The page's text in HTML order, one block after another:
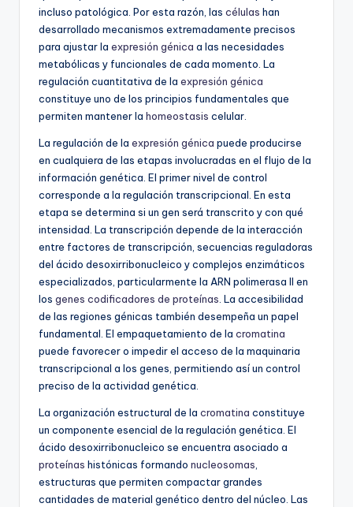
incluso patológica. Por esta razón, las células han
desarrollado mecanismos extremadamente precisos
para ajustar la expresión génica a las necesidades
metabólicas y funcionales de cada momento. La
regulación cuantitativa de la expresión génica
constituye uno de los principios fundamentales que
permiten mantener la homeostasis celular.
La regulación de la expresión génica puede producirse
en cualquiera de las etapas involucradas en el flujo de la
información genética. El primer nivel de control
corresponde a la regulación transcripcional. En esta
etapa se determina si un gen será transcrito y con qué
intensidad. La transcripción depende de la interacción
entre factores de transcripción, secuencias reguladoras
del ácido desoxirribonucleico y complejos enzimáticos
especializados, particularmente la ARN polimerasa II en
los genes codificadores de proteínas . La accesibilidad
de las regiones génicas también desempeña un papel
fundamental. El empaquetamiento de la cromatina
puede favorecer o impedir el acceso de la maquinaria
transcripcional a los genes, permitiendo así un control
preciso de la actividad genética.
La organización estructural de la cromatina constituye
un componente esencial de la regulación genética. El
ácido desoxirribonucleico se encuentra asociado a
proteínas histónicas formando nucleosomas
estructuras que permiten compactar grandes
cantidades de material genético dentro del núcleo. Las